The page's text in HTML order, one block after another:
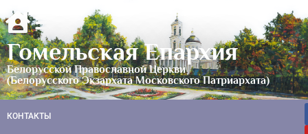
Гомельская Епархия
Белорусской Православной Церкви
(Белорусского Экзархата Московского Патриархата)
КОНТАКТЫ